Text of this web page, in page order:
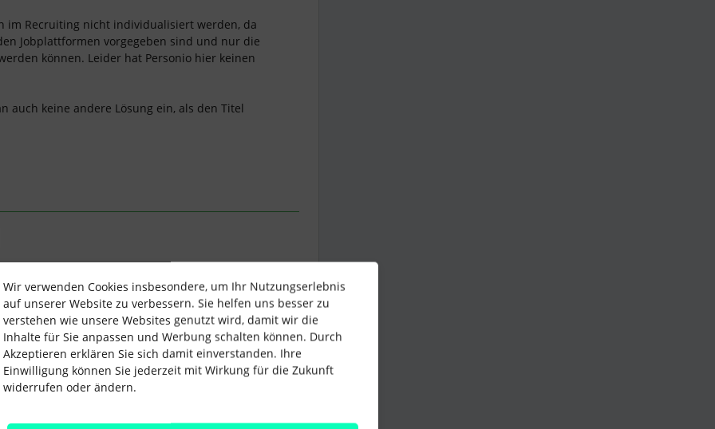
im Recruiting nicht individualisiert werden, da
Jobplattformen vorgegeben sind und nur die
können. Leider hat Personio hier keinen
auch keine andere Lösung ein, als den Titel
Teilen
Älteste zuerst
ANTWORT
Wir verwenden Cookies insbesondere, um Ihr Nutzungserlebnis
auf unserer Website zu verbessern. Sie helfen uns besser zu
verstehen wie unsere Websites genutzt wird, damit wir die
Inhalte für Sie anpassen und Werbung schalten können. Durch
Akzeptieren erklären Sie sich damit einverstanden. Ihre
Einwilligung können Sie jederzeit mit Wirkung für die Zukunft
widerrufen oder ändern.